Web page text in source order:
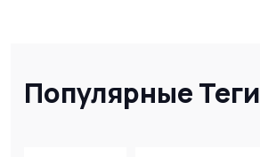
Популярные Теги